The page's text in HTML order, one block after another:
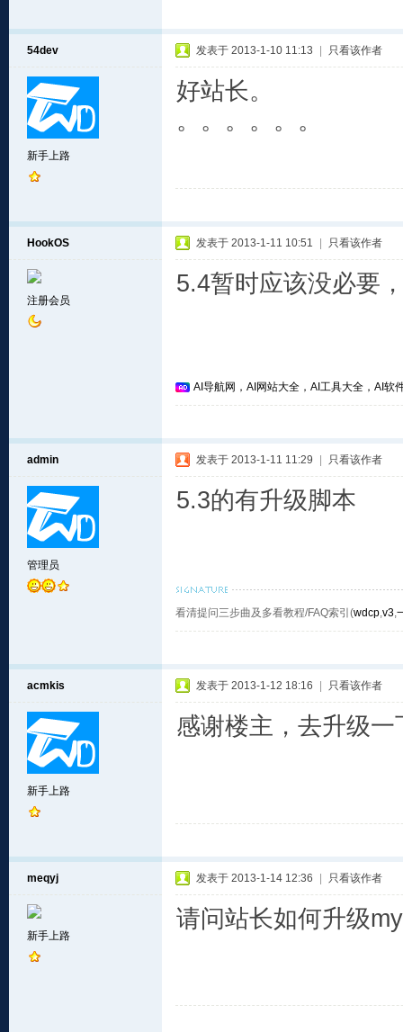
54dev
新手上路
发表于 2013-1-10 11:13 只看该作者
好站长。
。。。。。。
HookOS
注册会员
发表于 2013-1-11 10:51 只看该作者
5.4暂时应该没必要
AI导航网，AI网站大全，AI工具大全，AI软
admin
管理员
发表于 2013-1-11 11:29 只看该作者
5.3的有升级脚本
看清提问三步曲及多看教程/FAQ索引(wdcp,v3,
acmkis
新手上路
发表于 2013-1-12 18:16 只看该作者
感谢楼主，去升级一
meqyj
新手上路
发表于 2013-1-14 12:36 只看该作者
请问站长如何升级